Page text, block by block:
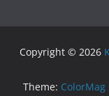
Copyright © 2026
Theme: ColorMag